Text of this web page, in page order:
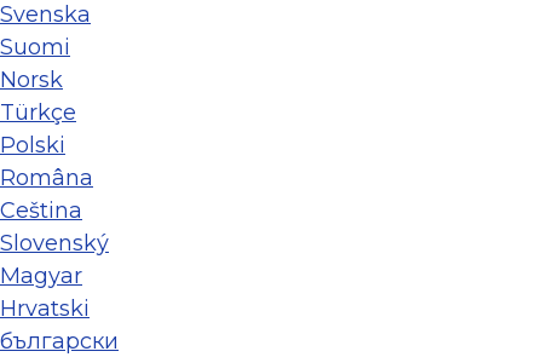
Svenska
Suomi
Norsk
Türkçe
Polski
Româna
Ceština
Slovenský
Magyar
Hrvatski
български